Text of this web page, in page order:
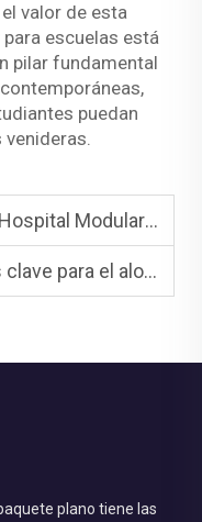
valor de esta
escuelas está
pilar fundamental
puedan
de Costos Explicado
en contenedores para trabajadores
plano tiene las